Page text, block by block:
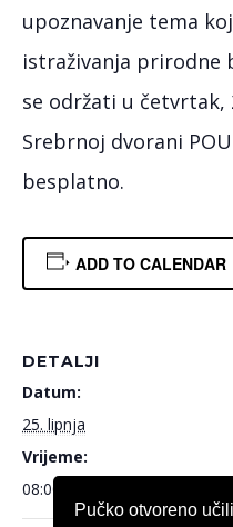
upoznavanje tema
istraživanja prirodne
se održati u četvrtak,
Srebrnoj dvorani
besplatno.
ADD TO CALENDAR
DETALJI
Datum:
25. lipnja
Vrijeme:
08:00 - 17:00
Pučko otvoreno